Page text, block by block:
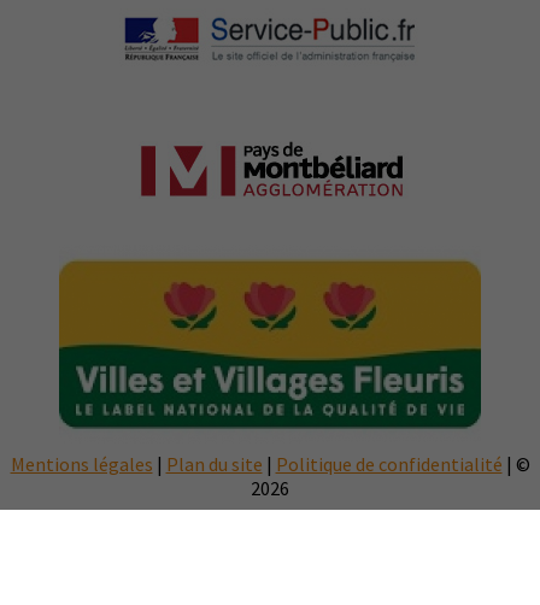
Mentions légales | Plan du site | Politique de confidentialité | ©
2026